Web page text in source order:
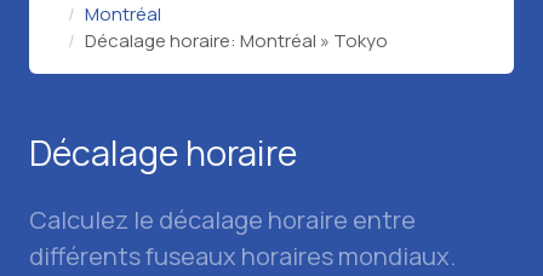
Montréal
Décalage horaire: Montréal » Tokyo
Décalage horaire
Calculez le décalage horaire entre
différents fuseaux horaires mondiaux.